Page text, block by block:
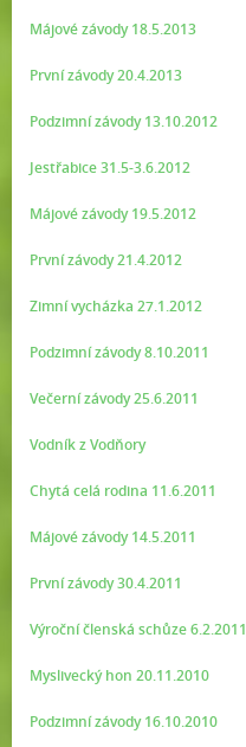
Májové závody 18.5.2013
První závody 20.4.2013
Podzimní závody 13.10.2012
Jestřabice 31.5-3.6.2012
Májové závody 19.5.2012
První závody 21.4.2012
Zimní vycházka 27.1.2012
Podzimní závody 8.10.2011
Večerní závody 25.6.2011
Vodník z Vodňory
Chytá celá rodina 11.6.2011
Májové závody 14.5.2011
První závody 30.4.2011
Výroční členská schůze 6.2.2011
Myslivecký hon 20.11.2010
Podzimní závody 16.10.2010